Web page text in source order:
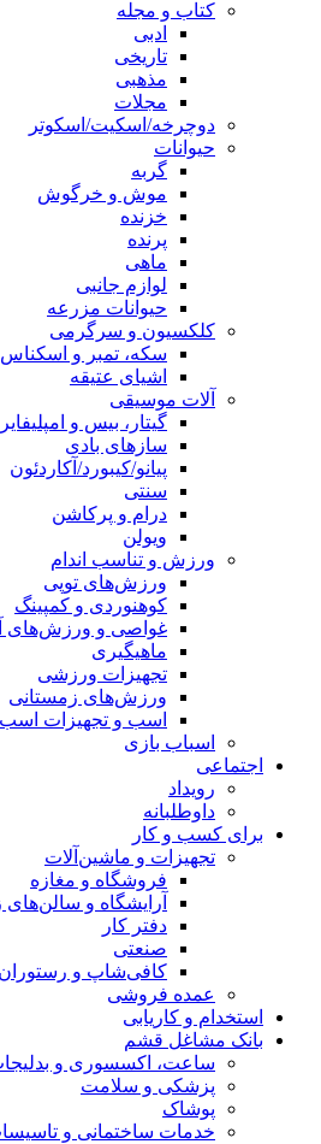
کتاب و مجله
ادبی
تاریخی
مذهبی
مجلات
دوچرخه/اسکیت/اسکوتر
حیوانات
گربه
موش و خرگوش
خزنده
پرنده
ماهی
لوازم جانبی
حیوانات مزرعه
کلکسیون و سرگرمی
سکه، تمبر و اسکناس
اشیای عتیقه
آلات موسیقی
گیتار، بیس و امپلیفایر
سازهای بادی
پیانو/کیبورد/آکاردئون
سنتی
درام و پرکاشن
ویولن
ورزش و تناسب اندام
ورزش‌های توپی
کوهنوردی و کمپینگ
غواصی و ورزش‌های
ماهیگیری
تجهیزات ورزشی
ورزش‌های زمستانی
اسب و تجهیزات
اسباب‌ بازی
اجتماعی
رویداد
داوطلبانه
برای کسب و کار
تجهیزات و ماشین‌آلات
فروشگاه و مغازه
آرایشگاه و سالن‌های
دفتر کار
صنعتی
کافی‌شاپ و رستوران
عمده فروشی
استخدام و کاریابی
بانک مشاغل قشم
ساعت، اکسسوری و
پزشکی و سلامت
پوشاک
خدمات ساختمانی و